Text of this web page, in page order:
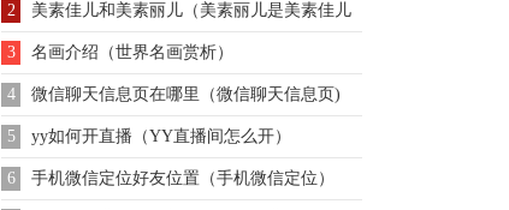
2 美素佳儿和美素丽儿（美素丽儿是美素佳儿
吗、）
3 名画介绍（世界名画赏析）
4 微信聊天信息页在哪里（微信聊天信息页)
5 yy如何开直播（YY直播间怎么开）
6 手机微信定位好友位置（手机微信定位）